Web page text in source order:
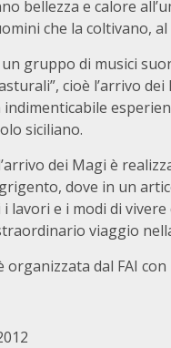
bellezza e calore
che la coltivano, al
gruppo di musici
cioè l’arrivo
indimenticabile
siciliano.
dei Magi è
dove in un
e i modi di
viaggio
organizzata dal FAI